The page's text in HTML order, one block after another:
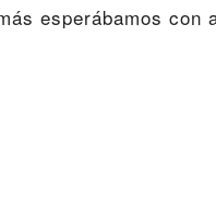
esperábamos con